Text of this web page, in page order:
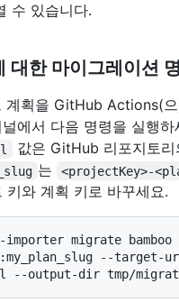
수 있습니다.
대한 마이그레이션
계획을 GitHub Actions(
에서 다음 명령을 실행하
값은 GitHub 리포지토리
는 <projectKey>-
키와 계획 키로 바꾸세요.
importer migrate
--target-